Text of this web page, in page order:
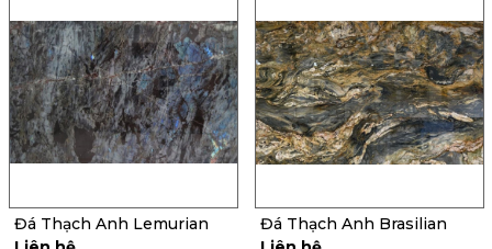
Đá Thạch Anh Lemurian
Đá Thạch Anh Brasilian